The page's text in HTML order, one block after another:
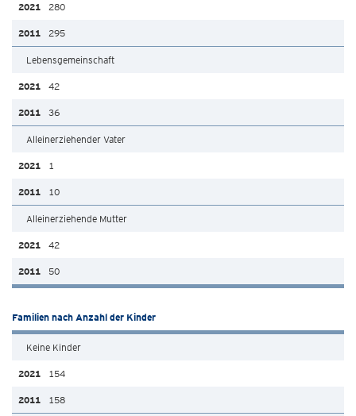
280
295
Lebensgemeinschaft
42
36
Alleinerziehender Vater
1
10
Alleinerziehende Mutter
42
50
Familien nach Anzahl der Kinder
Keine Kinder
154
158